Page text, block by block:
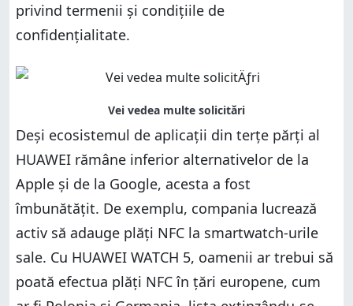
privind termenii și condițiile de
confidențialitate.
Deși ecosistemul de aplicații din terțe părți al
HUAWEI rămâne inferior alternativelor de la
Apple și de la Google, acesta a fost
îmbunătățit. De exemplu, compania lucrează
activ să adauge plăți NFC la smartwatch-urile
sale. Cu HUAWEI WATCH 5, oamenii ar trebui să
poată efectua plăți NFC în țări europene, cum